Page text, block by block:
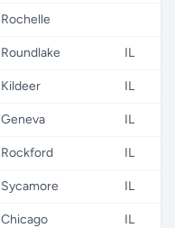
Rochelle
Roundlake IL
Kildeer IL
Geneva IL
Rockford IL
Sycamore IL
Chicago IL